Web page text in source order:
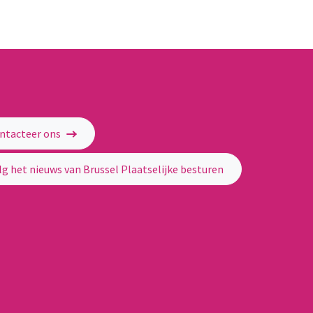
ons
het nieuws van Brussel Plaatselijke besturen